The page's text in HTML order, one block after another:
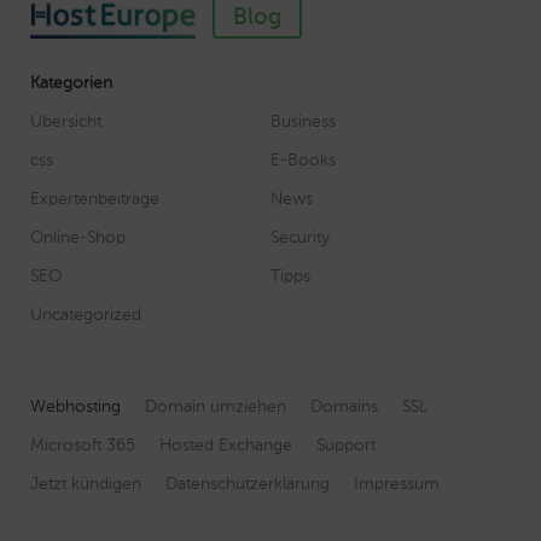
Blog
Kategorien
Übersicht
Business
css
E-Books
Expertenbeiträge
News
Online-Shop
Security
SEO
Tipps
Uncategorized
Webhosting Domain umziehen Domains
SSL
Microsoft 365
Hosted Exchange
Support
Jetzt kündigen
Datenschutzerklärung Impressum